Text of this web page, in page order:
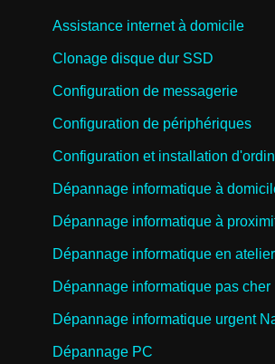
Assistance internet à domicile
Clonage disque dur SSD
Configuration de messagerie
Configuration de périphériques
Configuration et installation
Dépannage informatique à
Dépannage informatique à
Dépannage informatique en atelier
Dépannage informatique pas cher
Dépannage informatique urgent
Dépannage PC